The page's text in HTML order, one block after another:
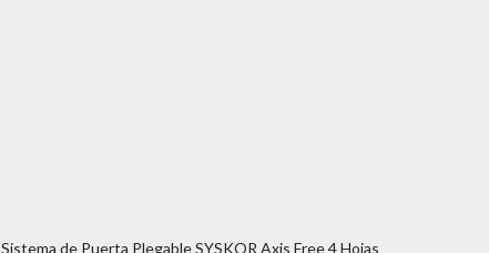
Sistema de Puerta Plegable SYSKOR Axis Free 4 Hojas